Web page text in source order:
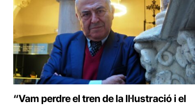
“Vam perdre el tren de la Il·lustració i el